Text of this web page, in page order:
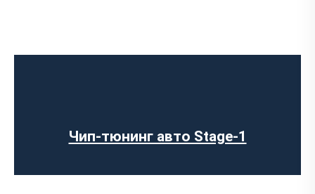
Чип-тюнинг авто Stage-1